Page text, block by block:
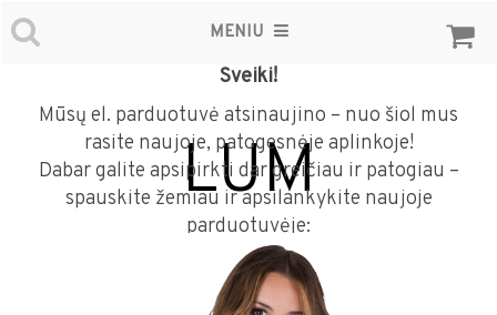
LUM
Sveiki!
Mūsų el. parduotuvė atsinaujino – nuo šiol mus
rasite naujoje, patogesnėje aplinkoje!
Dabar galite apsipirkti dar greičiau ir patogiau –
spauskite žemiau ir apsilankykite naujoje
parduotuvėje:
MENIU